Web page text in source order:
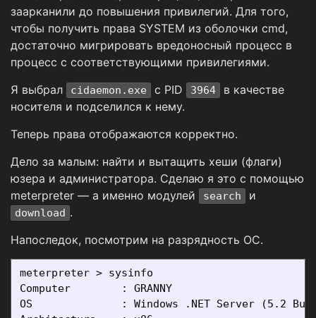
заарканили до повышения привилегий. Для того,
чтобы получить права SYSTEM из оболочки cmd,
достаточно мигрировать вредоносный процесс в
процесс с соответствующими привилегиями.
Я выбрал
cidaemon.exe с PID 3964
в качестве
носителя и подселился к нему.
Теперь права отображаются корректно.
Дело за малым: найти и вытащить хеши (флаги)
юзера и администратора. Сделаю я это с помощью
meterpreter — а именно модулей
search и
download .
Напоследок, посмотрим на разрядность ОС.
meterpreter > sysinfo
Computer        : GRANNY
OS              : Windows .NET Server (5.2